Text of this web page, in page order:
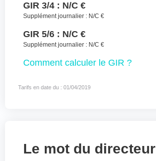
GIR 3/4 : N/C €
Supplément journalier : N/C €
GIR 5/6 : N/C €
Supplément journalier : N/C €
Comment calculer le GIR ?
Tarifs en date du : 01/04/2019
Le mot du directeur